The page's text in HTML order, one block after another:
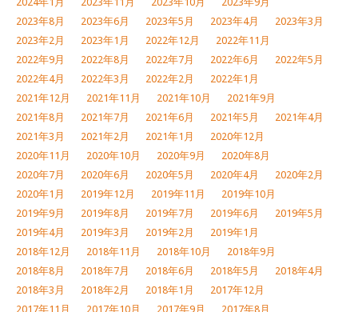
2023年8月
2023年6月 2023年5月 2023年4月
2023年3月
2023年2月
2023年1月 2022年12月
2022年11月
2022年9月
2022年8月 2022年7月 2022年6月
2022年5月
2022年4月
2022年3月 2022年2月
2022年1月
2021年12月
2021年11月 2021年10月
2021年9月
2021年8月
2021年7月 2021年6月 2021年5月
2021年4月
2021年3月
2021年2月 2021年1月
2020年12月
2020年11月
2020年10月 2020年9月
2020年8月
2020年7月
2020年6月 2020年5月 2020年4月
2020年2月
2020年1月
2019年12月 2019年11月
2019年10月
2019年9月
2019年8月 2019年7月 2019年6月
2019年5月
2019年4月
2019年3月 2019年2月
2019年1月
2018年12月
2018年11月 2018年10月
2018年9月
2018年8月
2018年7月 2018年6月 2018年5月
2018年4月
2018年3月
2018年2月 2018年1月
2017年12月
2017年11月
2017年10月 2017年9月
2017年8月